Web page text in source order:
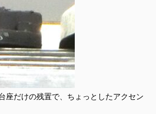
だけの残置で、ちょっとしたアクセン